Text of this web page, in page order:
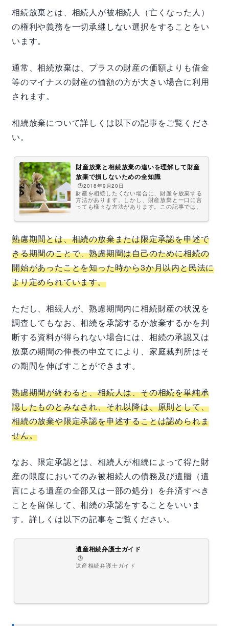
相続放棄とは、相続人が被相続人（亡くなった人）
の権利や義務を一切承継しない選択をすることをい
います。
通常、相続放棄は、プラスの財産の価額よりも借金
等のマイナスの財産の価額の方が大きい場合に利用
されます。
相続放棄について詳しくは以下の記事をご覧くださ
い。
財産放棄と相続放棄の違いを理解して財産
放棄で損しないための全知識
🕒️2018年9月20日
財産を相続したくない場合に、財産を放棄する
方法があります。しかし、財産放棄と一口に言
っても様々な方法があります。この記事では、
財産放棄で損しないための全知識について、詳
してください。財産放棄とは？財産放棄とは、
文字通り、財産を放棄することです。しかし、
財産放棄という言葉の定義は曖昧です。という
のは、財産放棄は、法的な制度の名称ではない
からです。法的な制度であれば、手続きや効果
が法令で定められていますから、はっ...
熟慮期間とは、相続の放棄または限定承認を申述で
きる期間のことで、熟慮期間は自己のために相続の
開始があったことを知った時から3か月以内と民法に
より定められています。
ただし、相続人が、熟慮期間内に相続財産の状況を
調査してもなお、相続を承認するか放棄するかを判
断する資料が得られない場合には、相続の承認又は
放棄の期間の伸長の申立てにより、家庭裁判所はそ
の期間を伸ばすことができます。
熟慮期間が終わると、相続人は、その相続を単純承
認したものとみなされ、それ以降は、原則として、
相続の放棄や限定承認を申述することは認められま
せん。
なお、限定承認とは、相続人が相続によって得た財
産の限度においてのみ被相続人の債務及び遺贈（遺
言による遺産の全部又は一部の処分）を弁済すべき
ことを留保して、相続の承認をすることをいいま
す。詳しくは以下の記事をご覧ください。
遺産相続弁護士ガイド
🕒️
遺産相続弁護士ガイド